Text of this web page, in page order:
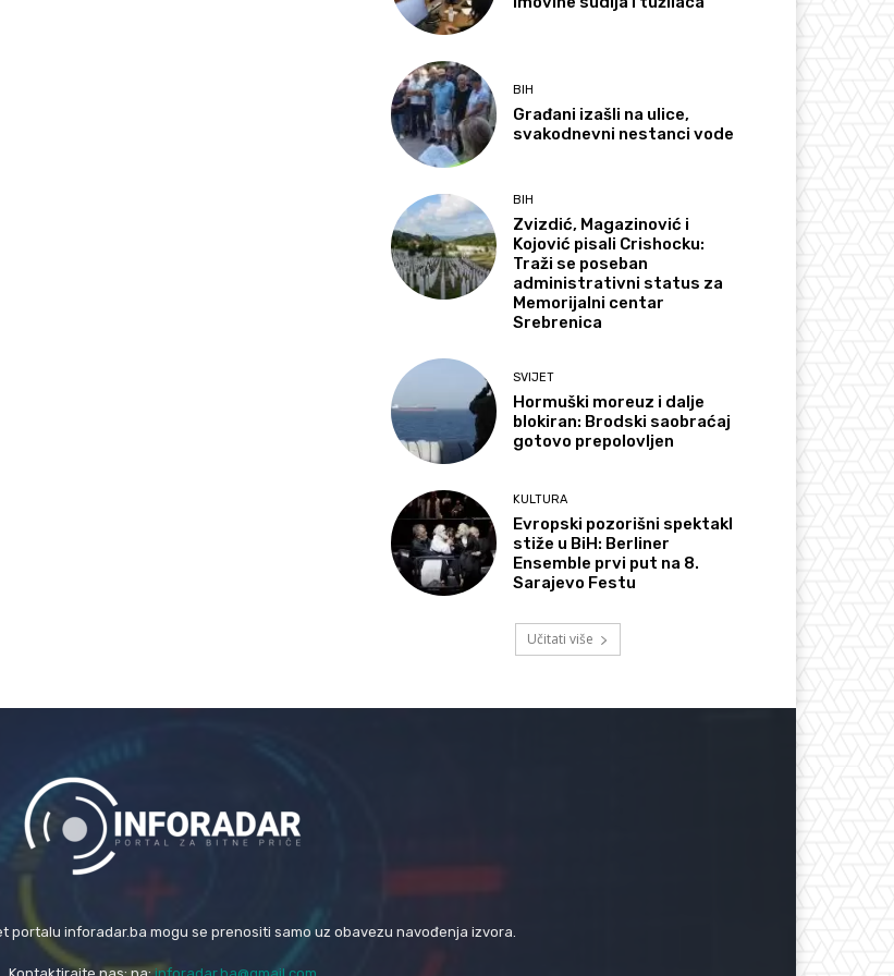
BIH
Građani izašli na ulice,
svakodnevni nestanci vode
BIH
Zvizdić, Magazinović i
Kojović pisali Crishocku:
Traži se poseban
administrativni status za
Memorijalni centar
Srebrenica
SVIJET
Hormuški moreuz i dalje
blokiran: Brodski saobraćaj
gotovo prepolovljen
KULTURA
Evropski pozorišni spektakl
stiže u BiH: Berliner
Ensemble prvi put na 8.
Sarajevo Festu
Učitati više
portalu inforadar.ba mogu se prenositi samo uz obavezu navođenja izvora.